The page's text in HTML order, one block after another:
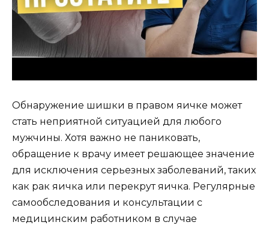
Обнаружение шишки в правом яичке может
стать неприятной ситуацией для любого
мужчины. Хотя важно не паниковать,
обращение к врачу имеет решающее значение
для исключения серьезных заболеваний, таких
как рак яичка или перекрут яичка. Регулярные
самообследования и консультации с
медицинским работником в случае